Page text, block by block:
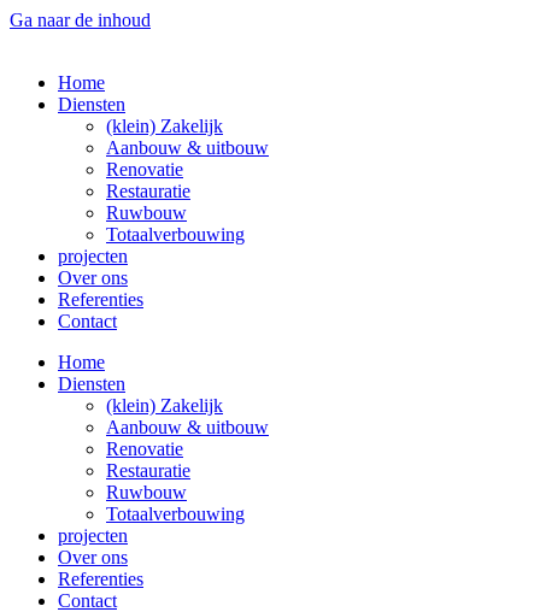
Ga naar de inhoud
Home
Diensten
(klein) Zakelijk
Aanbouw & uitbouw
Renovatie
Restauratie
Ruwbouw
Totaalverbouwing
projecten
Over ons
Referenties
Contact
Home
Diensten
(klein) Zakelijk
Aanbouw & uitbouw
Renovatie
Restauratie
Ruwbouw
Totaalverbouwing
projecten
Over ons
Referenties
Contact